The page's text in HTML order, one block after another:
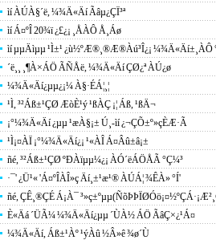
ìí ÀÚÀ§´ë, ¼¾Ä«Äí Ãâµ¿ÇÏ³ª
ìí Á¤ºÎ 20¾ï ¿£¿¡ ¸ÅÀÔ Å¸Áø
ìí µµÄìµµ ¹Ì±¹ ¿ù½ºÆ®¸®Æ®Àú³Î¿¡ ¼¾Ä«Äí±¸ÀÔ
´ë¸¸ ¸¶À×ÁÖ ÃÑÅë, ¼¾Ä«Äí ÇØ¿ª ÀÚ¿ø
¼¾Ä«Äí¿­µµ¿¡¼­ À§·ÉÁ¦¸¦
¹Ì, ³²Áß±¹ÇØ ÆòÈ­¹ý ¹ßÀÇ ¡¦ Áß, ¹ßÄ¬
¡°¼¾Ä«Äí ¿­µµ ¹æÀ§¡± Ú¸-ìí ¿¬ÇÕ±º»çÈÆ·Ã
¹Ì¡¤ÀÏ ¡°¼¾Ä«Äí¿¡ ¹«ÀÎ Á¤Âû±â¡±
ñé, ³²Áß±¹ÇØ ºÐÀïµµ¼­¿¡ ÀÓ´ëÁÖÅÃ °Ç¼³
·¯' ¿Ü¹« 'Á¤ºÎÀÎ»ç Äí¸±¹æ¹® ÀÚÁ¦ ¾ÊÀ» °Í'
ñé, ÇÊ¸®ÇÉ Á¡À¯
È«Äá ´ÜÃ¼ ¼¾Ä«Äí¿­µµ ´ÙÀ½ ÁÖ ÃâÇ×¿¹Á¤
¼¾Ä«Äí, Áß±¹Àº ¹ýÀû ½Â»ê ¾ø´Ù